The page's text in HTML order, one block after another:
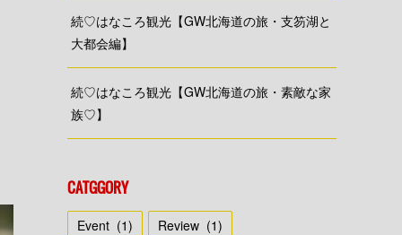
続♡はなころ観光【GW北海道の旅・支笏湖と
大都会編】
続♡はなころ観光【GW北海道の旅・素敵な家
族♡】
CATGGORY
Event (1) Review (1)